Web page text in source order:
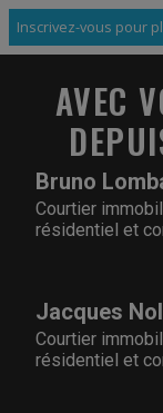
Inscrivez-vous pour
Bruno
Courtier
résidentiel et
Jacques
Courtier
résidentiel et
AVEC